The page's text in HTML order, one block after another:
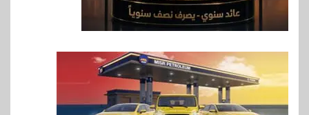
الأول 2026
8
يورو صافي ربح في النصف الأول
2026